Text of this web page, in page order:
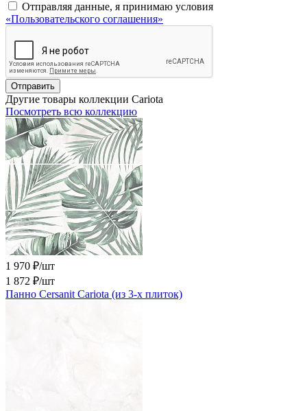
Отправляя данные, я принимаю условия
«Пользовательского соглашения»
Отправить
Другие товары коллекции Cariota
Посмотреть всю коллекцию
1 970 ₽/шт
1 872 ₽/шт
Панно Cersanit Cariota (из 3-х плиток)